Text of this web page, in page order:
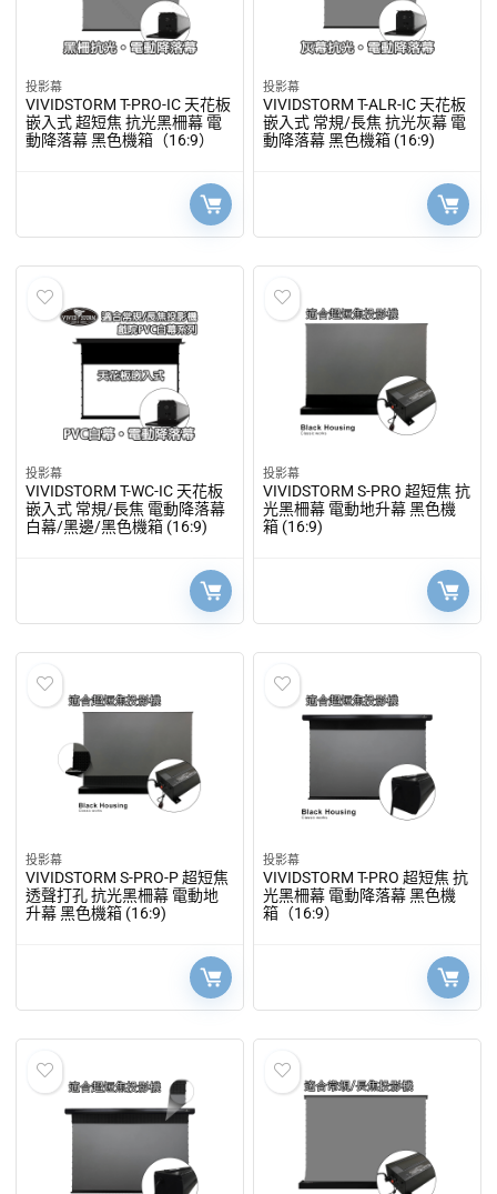
投影幕
VIVIDSTORM T-PRO-IC 天花板
嵌入式 超短焦 抗光黑柵幕 電
動降落幕 黑色機箱（16:9）
投影幕
VIVIDSTORM T-ALR-IC 天花板
嵌入式 常規/長焦 抗光灰幕 電
動降落幕 黑色機箱 (16:9)
投影幕
VIVIDSTORM T-WC-IC 天花板
嵌入式 常規/長焦 電動降落幕
白幕/黑邊/黑色機箱 (16:9)
投影幕
VIVIDSTORM S-PRO 超短焦 抗
光黑柵幕 電動地升幕 黑色機
箱 (16:9)
投影幕
VIVIDSTORM S-PRO-P 超短焦
透聲打孔 抗光黑柵幕 電動地
升幕 黑色機箱 (16:9)
投影幕
VIVIDSTORM T-PRO 超短焦 抗
光黑柵幕 電動降落幕 黑色機
箱（16:9）